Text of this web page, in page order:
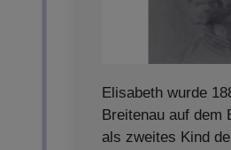
Elisabeth wurde
Breitenau auf dem
als zweites Kind